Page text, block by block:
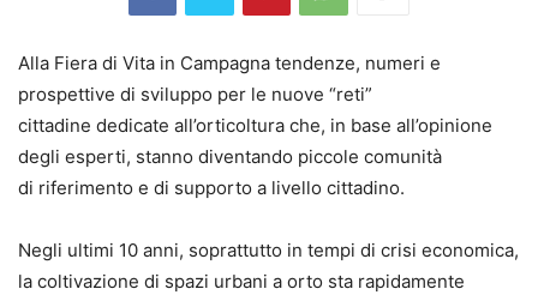
Alla Fiera di Vita in Campagna tendenze, numeri e
prospettive di sviluppo per le nuove “reti”
cittadine dedicate all’orticoltura che, in base all’opinione
degli esperti, stanno diventando piccole comunità
di riferimento e di supporto a livello cittadino.
Negli ultimi 10 anni, soprattutto in tempi di crisi economica,
la coltivazione di spazi urbani a orto sta rapidamente